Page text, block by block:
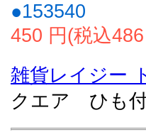
●153540
450 円(税込
雑貨レイジー
クエア ひも